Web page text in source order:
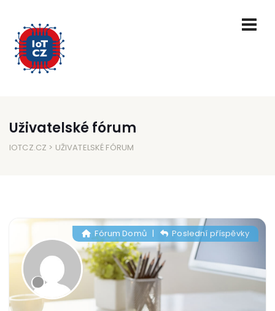
Uživatelské fórum
IOTCZ.CZ > UŽIVATELSKÉ FÓRUM
Fórum Domů| Poslední příspěvky